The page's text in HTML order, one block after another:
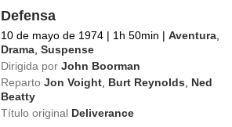
Defensa
10 de mayo de 1974 | 1h 50min | Aventura
Drama ,Suspense
Dirigida por John Boorman
Reparto Jon Voight Burt Reynolds
Ned
Beatty
Título original Deliverance